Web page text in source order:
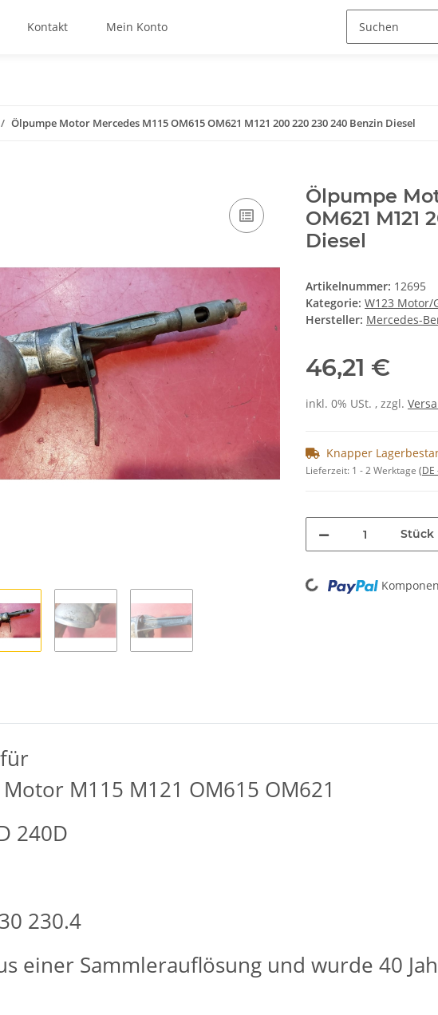
Kontakt Mein Konto
Ölpumpe Motor Mercedes M115 OM615 OM621 M121 200 220 230 240 Benzin Diesel
Ölpumpe
OM621 M121
Diesel
Artikelnummer: 12695
Kategorie: W123 Motor/
Hersteller: Mercedes-
46,21 €
inkl. 0% USt. , zzgl.
Knapper
Lieferzeit: 1 - 2 Werktage (DE
Stück
Loading...
M115 M121 OM615 OM621
240D
230.4
einer Sammlerauflösung und wurde 40